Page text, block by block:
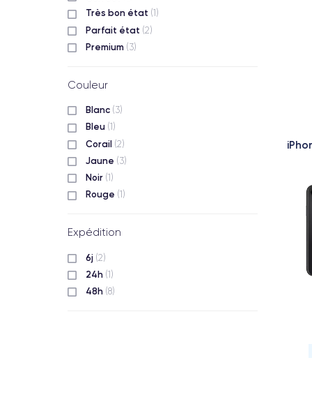
Très bon état (1)
Parfait état (2)
Premium (3)
Couleur
Blanc (3)
Bleu (1)
Corail (2)
Jaune (3)
Noir (1)
Rouge (1)
Expédition
6j (2)
24h (1)
48h (8)